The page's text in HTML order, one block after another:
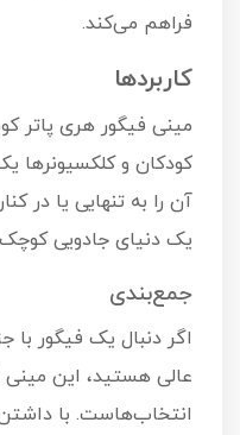
فراهم می‌کند.
کاربردها
مینی فیگور هری پاتر
کودکان و کلکسیونرها
آن را به تنهایی یا در
یک دنیای جادویی کوچک
جمع‌بندی
اگر دنبال یک فیگور
عالی هستید، این مینی
انتخاب‌هاست. با